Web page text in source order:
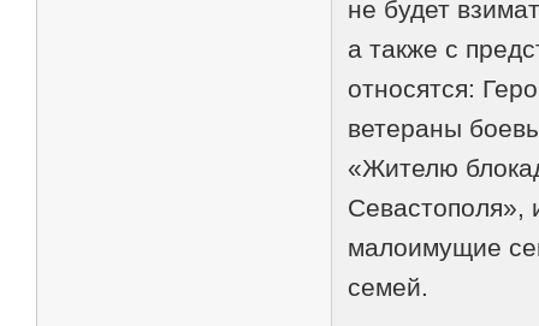
не будет
а также с
относятся:
ветераны
«Жителю
Севастополя»,
малоимущие
семей.